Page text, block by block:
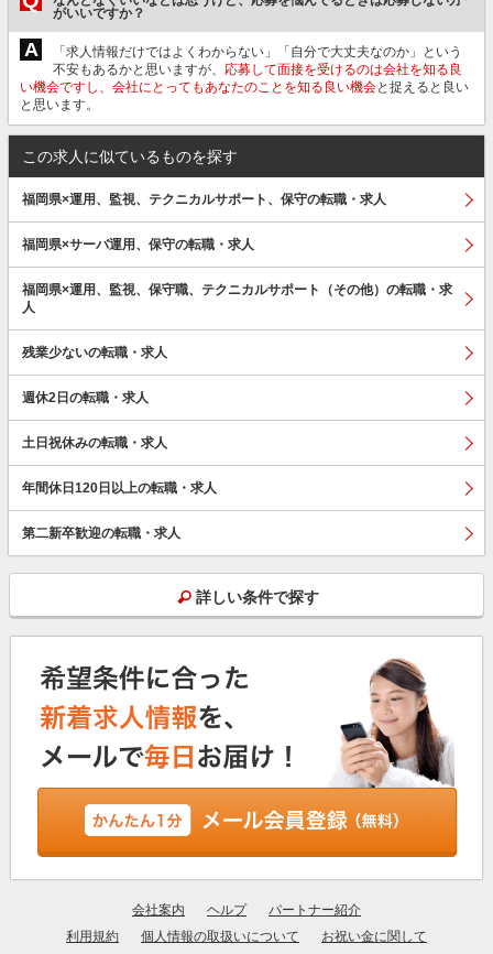
がいいですか？
A
「求人情報だけではよくわからない」「自分で大丈夫なのか」という
不安もあるかと思いますが、 応募して面接を受けるのは会社を知る良
い機会ですし、会社にとってもあなたのことを知る良い機会と捉えると良い
と思います。
この求人に似ているものを探す
福岡県×運用、監視、テクニカルサポート、保守の転職・求人
福岡県×サーバ運用、保守の転職・求人
福岡県×運用、監視、保守職、テクニカルサポート（その他）の転職・求
人
残業少ないの転職・求人
週休2日の転職・求人
土日祝休みの転職・求人
年間休日120日以上の転職・求人
第二新卒歓迎の転職・求人
詳しい条件で探す
会社案内 ヘルプ
パートナー紹介
利用規約
個人情報の取扱いについて お祝い金に関して